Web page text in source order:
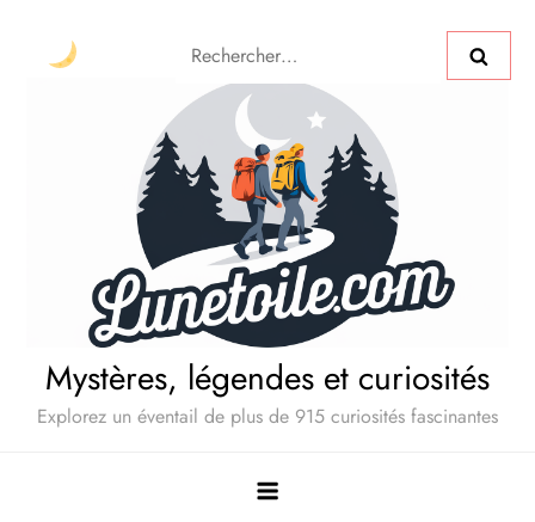
Mystères, légendes et curiosités
Explorez un éventail de plus de 915 curiosités fascinantes